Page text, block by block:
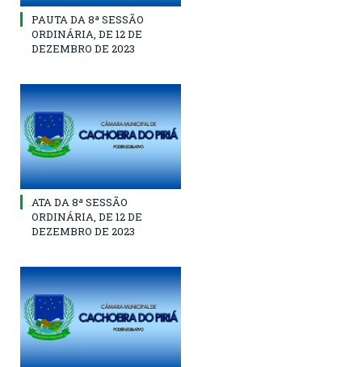
PAUTA DA 8ª SESSÃO
ORDINÁRIA, DE 12 DE
DEZEMBRO DE 2023
ATA DA 8ª SESSÃO
ORDINÁRIA, DE 12 DE
DEZEMBRO DE 2023